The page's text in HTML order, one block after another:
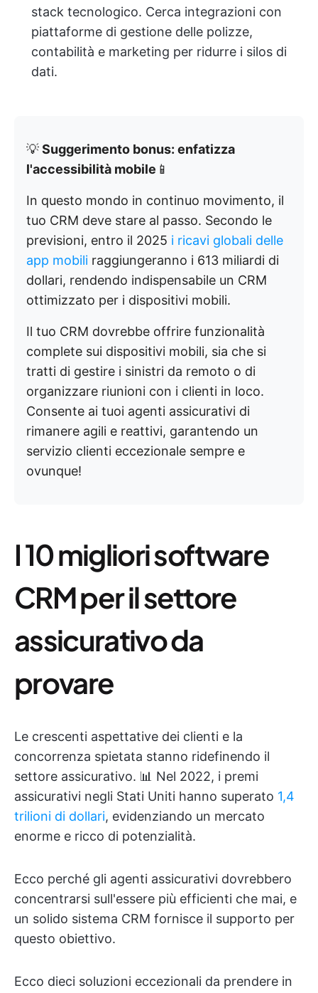
stack tecnologico. Cerca integrazioni con
piattaforme di gestione delle polizze,
contabilità e marketing per ridurre i silos di
dati.
💡Suggerimento bonus: enfatizza
l'accessibilità mobile 📱
In questo mondo in continuo movimento, il
tuo CRM deve stare al passo. Secondo le
previsioni, entro il 2025 i ricavi globali delle
app mobili raggiungeranno i 613 miliardi di
dollari, rendendo indispensabile un CRM
ottimizzato per i dispositivi mobili.
Il tuo CRM dovrebbe offrire funzionalità
complete sui dispositivi mobili, sia che si
tratti di gestire i sinistri da remoto o di
organizzare riunioni con i clienti in loco.
Consente ai tuoi agenti assicurativi di
rimanere agili e reattivi, garantendo un
servizio clienti eccezionale sempre e
ovunque!
I 10 migliori software
CRM per il settore
assicurativo da
provare
Le crescenti aspettative dei clienti e la
concorrenza spietata stanno ridefinendo il
settore assicurativo. 📊 Nel 2022, i premi
assicurativi negli Stati Uniti hanno superato 1,4
trilioni di dollari, evidenziando un mercato
enorme e ricco di potenzialità.
Ecco perché gli agenti assicurativi dovrebbero
concentrarsi sull'essere più efficienti che mai, e
un solido sistema CRM fornisce il supporto per
questo obiettivo.
Ecco dieci soluzioni eccezionali da prendere in